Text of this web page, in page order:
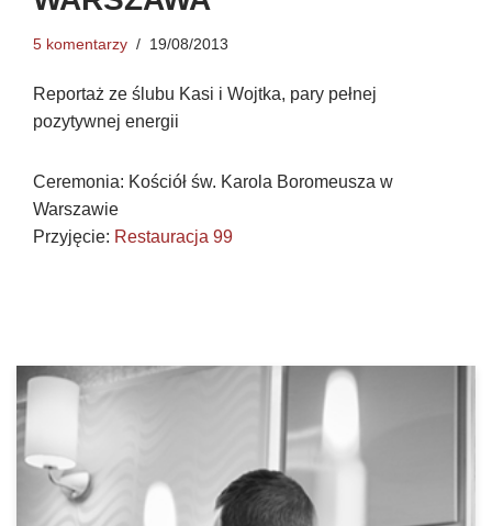
5 komentarzy 19/08/2013
Reportaż ze ślubu Kasi i Wojtka, pary pełnej
pozytywnej energii
Ceremonia: Kościół św. Karola Boromeusza w
Warszawie
Przyjęcie: Restauracja 99